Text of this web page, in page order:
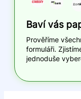
Baví vás
Prověříme
formuláři.
jednoduše